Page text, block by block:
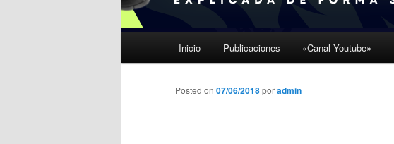
Ir
al
Inicio Publicaciones «Canal Youtube»
Posted on 07/06/2018poradmin